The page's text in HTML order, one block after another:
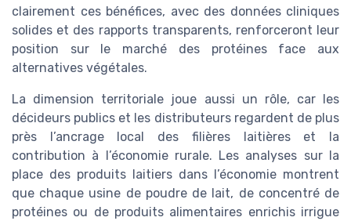
clairement ces bénéfices, avec des données cliniques
solides et des rapports transparents, renforceront leur
position sur le marché des protéines face aux
alternatives végétales.
La dimension territoriale joue aussi un rôle, car les
décideurs publics et les distributeurs regardent de plus
près l’ancrage local des filières laitières et la
contribution à l’économie rurale. Les analyses sur la
place des produits laitiers dans l’économie montrent
que chaque usine de poudre de lait, de concentré de
protéines ou de produits alimentaires enrichis irrigue